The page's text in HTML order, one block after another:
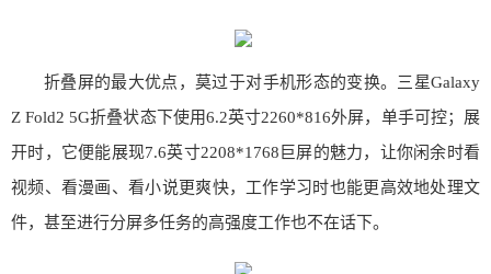
折叠屏的最大优点，莫过于对手机形态的变换。三星Galaxy
Z Fold2 5G折叠状态下使用6.2英寸2260*816外屏，单手可控；展
开时，它便能展现7.6英寸2208*1768巨屏的魅力，让你闲余时看
视频、看漫画、看小说更爽快，工作学习时也能更高效地处理文
件，甚至进行分屏多任务的高强度工作也不在话下。